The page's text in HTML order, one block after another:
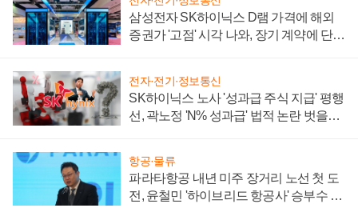
삼성전자 SK하이닉스 D램 가격에 해외
증권가 '고점' 시각 나와, 장기 계약에 단점
전자·전기·정보통신
SK하이닉스 노사 '성과급 주식 지급' 평행
선, 곽노정 'N% 성과급' 법적 논란 벗을지
항공·물류
파라타항공 내년 미주 장거리 노선 첫 도
전, 윤철민 '하이브리드 항공사' 승부수 통